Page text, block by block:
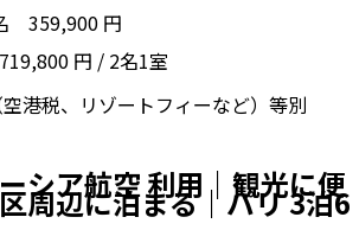
359,900 円
719,800 円 / 2名1室
港税、リゾートフィーなど）等別
シア航空 利用｜観光に便
周辺に泊まる｜パリ 3泊6